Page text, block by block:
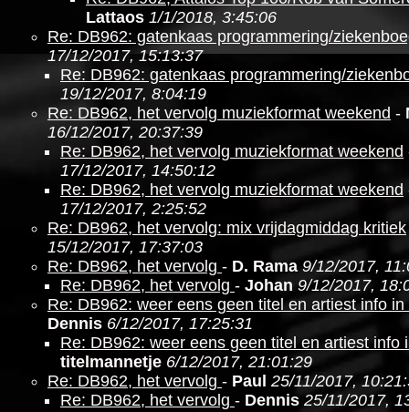
Lattaos 1/1/2018, 3:45:06
Re: DB962: gatenkaas programmering/
17/12/2017, 15:13:37
Re: DB962: gatenkaas programmering/
19/12/2017, 8:04:19
Re: DB962, het vervolg muziekformat weekend -
16/12/2017, 20:37:39
Re: DB962, het vervolg muziekformat weekend
17/12/2017, 14:50:12
Re: DB962, het vervolg muziekformat weekend
17/12/2017, 2:25:52
Re: DB962, het vervolg: mix vrijdagmiddag kritiek
15/12/2017, 17:37:03
Re: DB962, het vervolg - D. Rama 9/12/2017,
Re: DB962, het vervolg - Johan 9/12/2017,
Re: DB962: weer eens geen titel en artiest info
Dennis 6/12/2017, 17:25:31
Re: DB962: weer eens geen titel en artiest info
titelmannetje 6/12/2017, 21:01:29
Re: DB962, het vervolg - Paul 25/11/2017,
Re: DB962, het vervolg - Dennis 25/11/2017,